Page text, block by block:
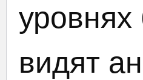
уровнях
видят